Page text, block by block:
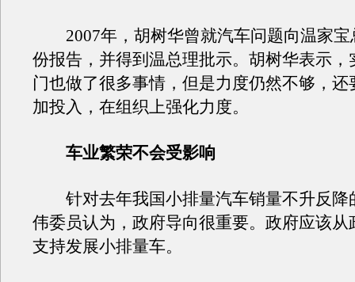
2007年，胡树华曾就汽车问题向温家宝
份报告，并得到温总理批示。胡树华表示，
门也做了很多事情，但是力度仍然不够，还
加投入，在组织上强化力度。
车业繁荣不会受影响
针对去年我国小排量汽车销量不升反降
伟委员认为，政府导向很重要。政府应该从
支持发展小排量车。